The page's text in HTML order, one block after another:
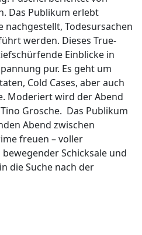
Das Publikum erlebt
nachgestellt, Todesursachen
werden. Dieses True-
Einblicke in
pur. Es geht um
Cold Cases, aber auch
Moderiert wird der Abend
Grosche. Das Publikum
Abend zwischen
freuen – voller
Schicksale und
die Suche nach der